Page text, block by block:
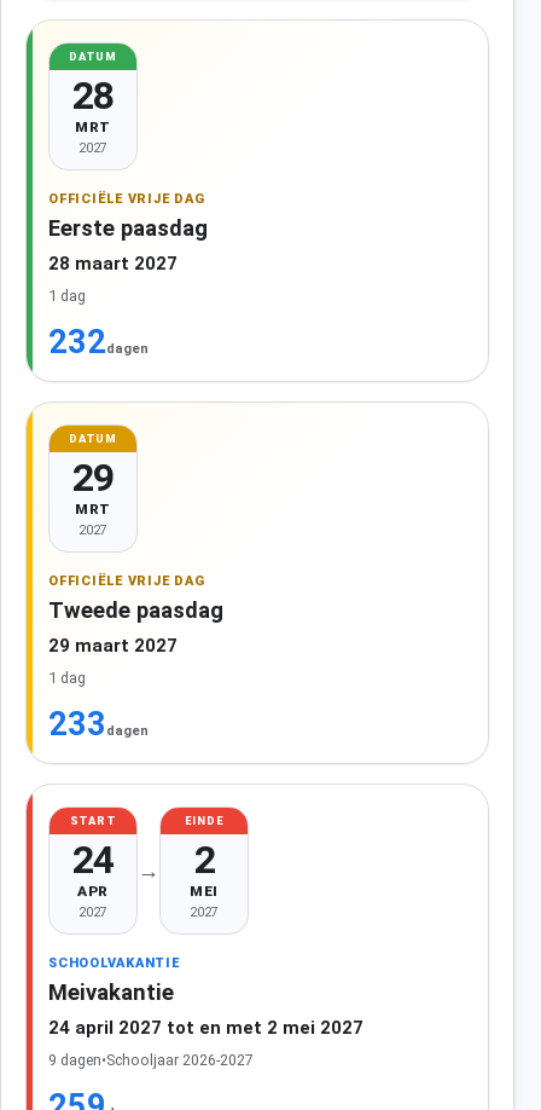
DATUM
28
MRT
2027
OFFICIËLE VRIJE DAG
Eerste paasdag
28 maart 2027
1 dag
232dagen
DATUM
29
MRT
2027
OFFICIËLE VRIJE DAG
Tweede paasdag
29 maart 2027
1 dag
233 dagen
START
24
APR
2027
→
EINDE
2
MEI
2027
SCHOOLVAKANTIE
Meivakantie
24 april 2027 tot en met 2 mei 2027
9 dagen•Schooljaar 2026-2027